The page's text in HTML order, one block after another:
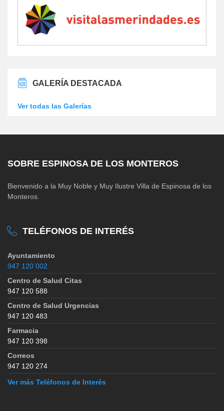
GALERÍA DESTACADA
Ver todas las Galerías
SOBRE ESPINOSA DE LOS MONTEROS
Bienvenido a la Muy Noble y Muy Ilustre Villa de Espinosa de los
Monteros.
TELÉFONOS DE INTERÉS
Ayuntamiento
947 120 002
Centro de Salud Citas
947 120 588
Centro de Salud Urgencias
947 120 483
Farmacia
947 120 398
Correos
947 120 274
Ver más Teléfonos de Interés